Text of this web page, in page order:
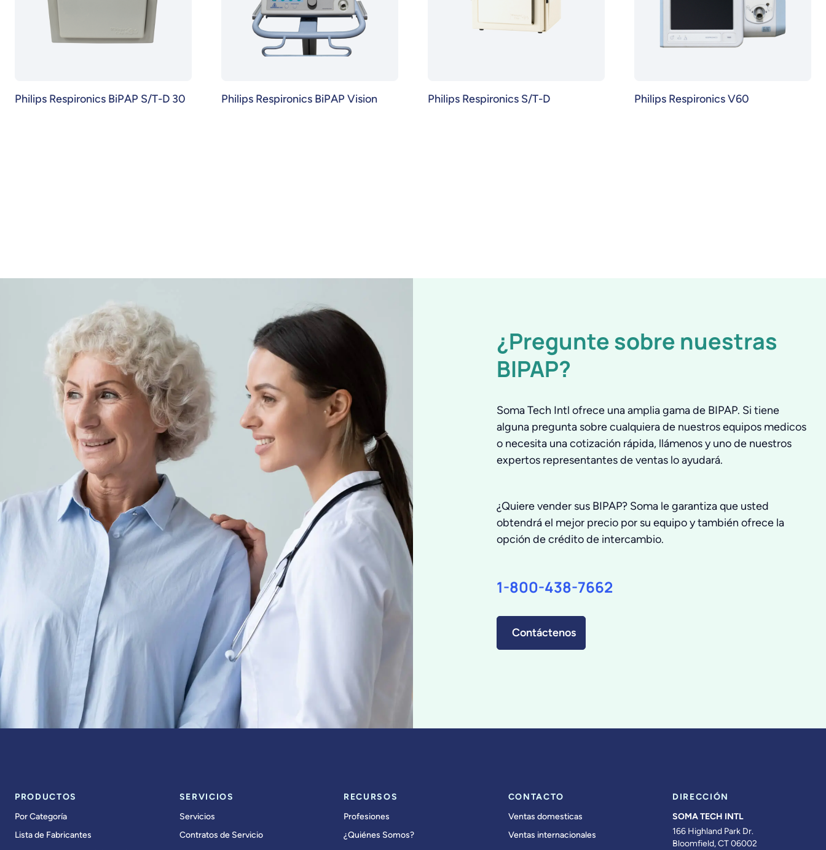
Philips Respironics BiPAP S/T-D 30 Philips Respironics BiPAP Vision Philips Respironics S/T-D Philips Respironics V60
¿Pregunte sobre nuestras
BIPAP?
Soma Tech Intl ofrece una amplia gama de BIPAP. Si tiene
alguna pregunta sobre cualquiera de nuestros equipos medicos
o necesita una cotización rápida, llámenos y uno de nuestros
expertos representantes de ventas lo ayudará.
¿Quiere vender sus BIPAP? Soma le garantiza que usted
obtendrá el mejor precio por su equipo y también ofrece la
opción de crédito de intercambio.
1-800-438-7662
Contáctenos
PRODUCTOS
Por Categoría
Lista de Fabricantes
SERVICIOS
Servicios
Contratos de Servicio
RECURSOS
Profesiones
¿Quiénes Somos?
CONTACTO
Ventas domesticas
Ventas internacionales
DIRECCIÓN
SOMA TECH INTL
166 Highland Park Dr.
Bloomfield, CT 06002